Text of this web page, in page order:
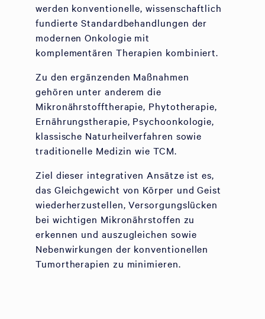
werden konventionelle, wissenschaftlich
fundierte Standardbehandlungen der
modernen Onkologie mit
komplementären Therapien kombiniert.
Zu den ergänzenden Maßnahmen
gehören unter anderem die
Mikronährstofftherapie, Phytotherapie,
Ernährungstherapie, Psychoonkologie,
klassische Naturheilverfahren sowie
traditionelle Medizin wie TCM.
Ziel dieser integrativen Ansätze ist es,
das Gleichgewicht von Körper und Geist
wiederherzustellen, Versorgungslücken
bei wichtigen Mikronährstoffen zu
erkennen und auszugleichen sowie
Nebenwirkungen der konventionellen
Tumortherapien zu minimieren.